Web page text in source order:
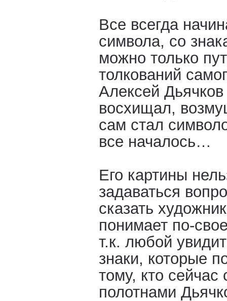
Все всегда
символа, со
можно только
толкований
Алексей
восхищал,
сам стал
все началось…
Его картины
задаваться
сказать
понимает по-
т.к. любой
знаки, которые
тому, кто сейчас
полотнами